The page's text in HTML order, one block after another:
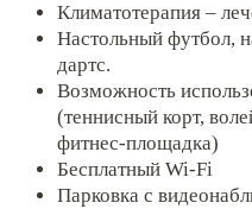
Климатотерапия –
Настольный футбол,
дартс.
Возможность
(теннисный корт,
фитнес-площадка)
Бесплатный Wi-Fi
Парковка с